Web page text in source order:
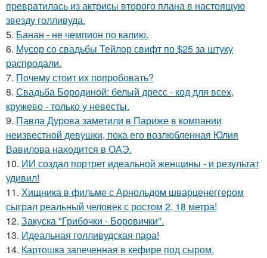
превратилась из актрисы второго плана в настоящую
звезду голливуда.
5. Банан - не чемпион по калию.
6. Мусор со свадьбы Тейлор свифт по $25 за штуку
распродали.
7. Почему стоит их попробовать?
8. Свадьба Бородиной: белый дресс - код для всех,
кружево - только у невесты.
9. Павла Дурова заметили в Париже в компании
неизвестной девушки, пока его возлюбленная Юлия
Вавилова находится в ОАЭ.
10. ИИ создал портрет идеальной женщины - и результат
удивил!
11. Хищника в фильме с Арнольдом шварценеггером
сыграл реальный человек с ростом 2, 18 метра!
12. Закуска "Грибочки - Боровички".
13. Идеальная голливудская пара!
14. Картошка запеченная в кефире под сыром.